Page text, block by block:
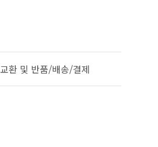
교환 및 반품/배송/결제